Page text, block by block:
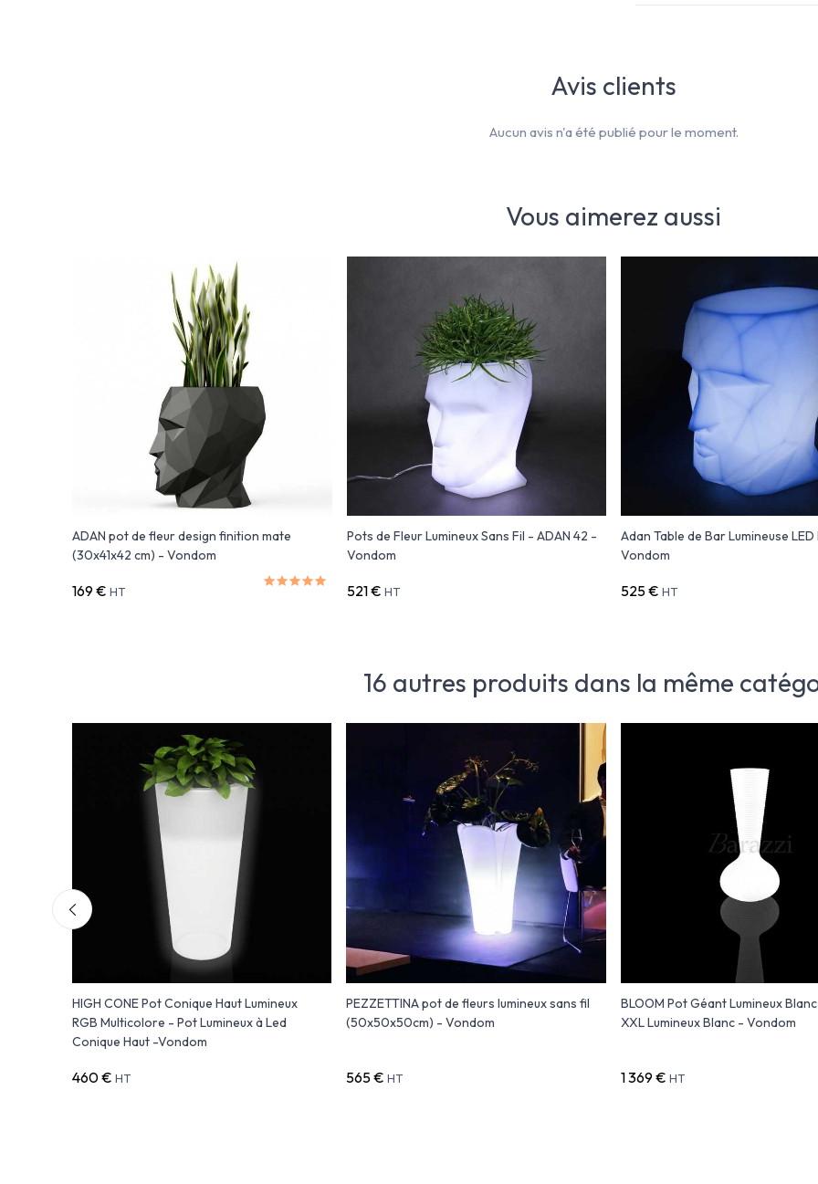
Vous aimerez aussi
ADAN pot de fleur design finition mate
(30x41x42 cm) - Vondom
169 € HT
Pots de Fleur Lumineux Sans Fil - ADAN 42 -
Vondom
521 € HT
Adan Table de Bar Lumineuse
Vondom
525 € HT
Avis clients
Aucun avis n'a été publié pour le moment.
16 autres produits dans la même
HIGH CONE Pot Conique Haut Lumineux
RGB Multicolore - Pot Lumineux à Led
Conique Haut -Vondom
460 € HT
PEZZETTINA pot de fleurs lumineux sans fil
(50x50x50cm) - Vondom
565 € HT
BLOOM Pot Géant Lumineux
XXL Lumineux Blanc - Vondom
1 369 € HT